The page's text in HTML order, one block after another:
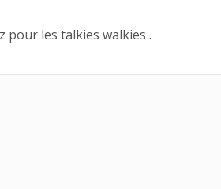
pour les talkies walkies .